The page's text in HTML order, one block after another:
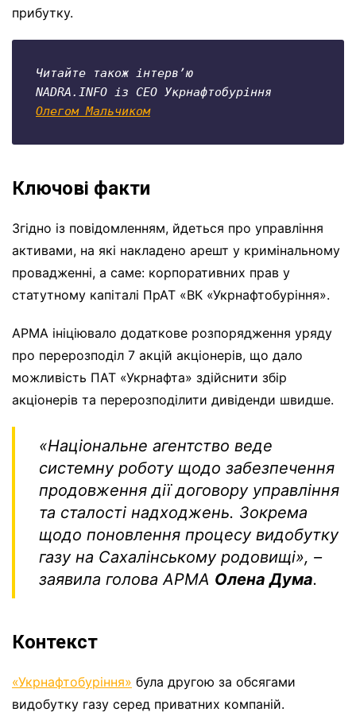
прибутку.
Читайте також інтерв
NADRA.INFO із СЕО Укрнафтобуріння
Олегом Мальчиком
Ключові факти
Згідно із повідомленням, йдеться про управління
активами, на які накладено арешт у кримінальному
провадженні, а саме: корпоративних прав у
статутному капіталі ПрАТ «ВК «Укрнафтобуріння».
АРМА ініціювало додаткове розпорядження уряду
про перерозподіл 7 акцій акціонерів, що дало
можливість ПАТ «Укрнафта» здійснити збір
акціонерів та перерозподілити дивіденди швидше.
«Національне агентство веде
системну роботу щодо забезпечення
продовження дії договору управління
та сталості надходжень. Зокрема
щодо поновлення процесу видобутку
газу на Сахалінському родовищі», –
заявила голова АРМА Олена Дума.
Контекст
«Укрнафтобуріння» була другою за обсягами
видобутку газу серед приватних компаній.